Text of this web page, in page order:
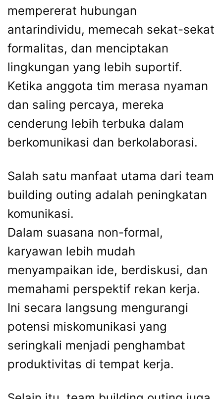
mempererat hubungan
antarindividu, memecah sekat-sekat
formalitas, dan menciptakan
lingkungan yang lebih suportif.
Ketika anggota tim merasa nyaman
dan saling percaya, mereka
cenderung lebih terbuka dalam
berkomunikasi dan berkolaborasi.
Salah satu manfaat utama dari team
building outing adalah peningkatan
komunikasi.
Dalam suasana non-formal,
karyawan lebih mudah
menyampaikan ide, berdiskusi, dan
memahami perspektif rekan kerja.
Ini secara langsung mengurangi
potensi miskomunikasi yang
seringkali menjadi penghambat
produktivitas di tempat kerja.